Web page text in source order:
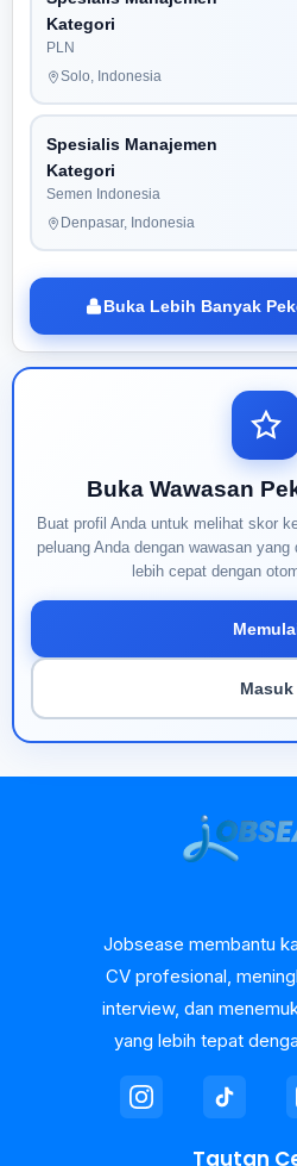
Kategori
PLN
Solo, Indonesia
Spesialis Manajemen
Kategori
Semen Indonesia
Denpasar, Indonesia
Buka Lebih Banyak
Buka Wawasan
Buat profil Anda untuk melihat skor
peluang Anda dengan wawasan
lebih cepat dengan
Masuk
Jobsease membantu
CV profesional,
interview, dan
yang lebih tepat
Tautan